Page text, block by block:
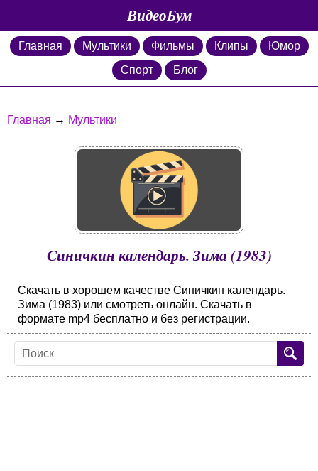
ВидеоБум
Главная Мультики Фильмы Клипы
Юмор
Спорт
Блог
Главная → Мультики
Синичкин календарь. Зима (1983)
Скачать в хорошем качестве Синичкин календарь.
Зима (1983) или смотреть онлайн. Скачать в
формате mp4 бесплатно и без регистрации.